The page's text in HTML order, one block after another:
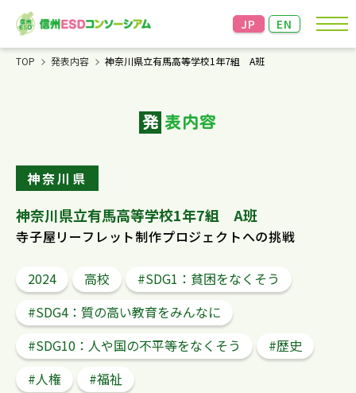
コンソーシアムについて
成果発表＆交流会
リンク
お問い合わせ 個人情報の保護
信州大学教育学部の個人情報
の保護方針に準じます。
こちらからご確認ください。
JP EN
TOP 発表内容 神奈川県立有馬高等学校1年7組 A班
発 表内容
神奈川県
神奈川県立有馬高等学校1年7組 A班
寺子屋リーフレット制作プロジェクトへの挑戦
2024 高校
#SDG1：貧困をなくそう
#SDG4：質の高い教育をみんなに
#SDG10：人や国の不平等をなくそう
#歴史
#人権
#福祉